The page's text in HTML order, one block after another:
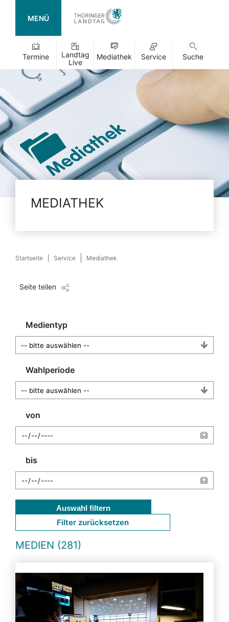
MENÜ
Termine
Landtag
Live
Mediathek Service Suche
MEDIATHEK
Startseite Service Mediathek
Seite teilen
Medientyp
Wahlperiode
von
bis
Auswahl filtern
Filter zurücksetzen
MEDIEN (281)